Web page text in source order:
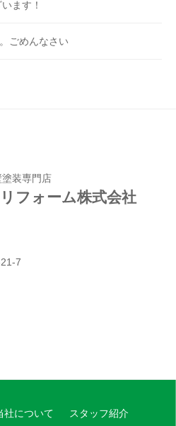
ます！
ごめんなさい
装専門店
フォーム株式会社
7
社について スタッフ紹介